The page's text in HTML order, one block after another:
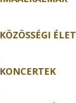
KÖZÖSSÉGI ÉLET
KONCERTEK